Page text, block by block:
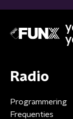
Radio
Programmering
Frequenties